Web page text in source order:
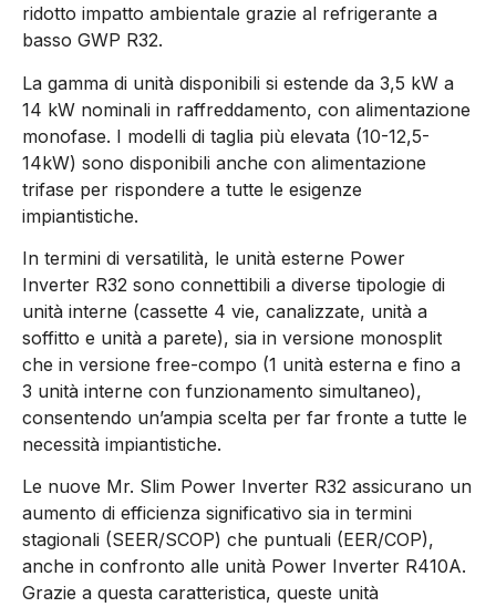
ridotto impatto ambientale grazie al refrigerante a
basso GWP R32.
La gamma di unità disponibili si estende da 3,5 kW a
14 kW nominali in raffreddamento, con alimentazione
monofase. I modelli di taglia più elevata (10-12,5-
14kW) sono disponibili anche con alimentazione
trifase per rispondere a tutte le esigenze
impiantistiche.
In termini di versatilità, le unità esterne Power
Inverter R32 sono connettibili a diverse tipologie di
unità interne (cassette 4 vie, canalizzate, unità a
soffitto e unità a parete), sia in versione monosplit
che in versione free-compo (1 unità esterna e fino a
3 unità interne con funzionamento simultaneo),
consentendo un’ampia scelta per far fronte a tutte le
necessità impiantistiche.
Le nuove Mr. Slim Power Inverter R32 assicurano un
aumento di efficienza significativo sia in termini
stagionali (SEER/SCOP) che puntuali (EER/COP),
anche in confronto alle unità Power Inverter R410A.
Grazie a questa caratteristica, queste unità